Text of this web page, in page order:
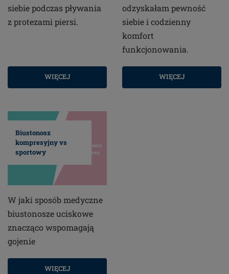
siebie podczas pływania
z protezami piersi.
WIĘCEJ
odzyskałam pewność
siebie i codzienny
komfort
funkcjonowania.
WIĘCEJ
Biustonosz
kompresyjny vs
sportowy
W jaki sposób medyczne
biustonosze uciskowe
znacząco wspomagają
gojenie
WIĘCEJ